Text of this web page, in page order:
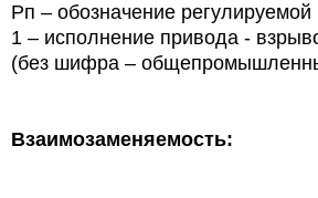
Рп – обозначение регулируемой
1 – исполнение привода -
(без шифра –
Взаимозаменяемость: